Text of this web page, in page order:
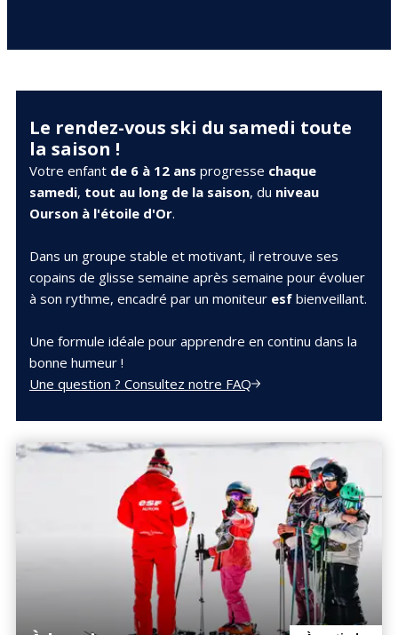
Le rendez-vous ski du samedi toute
la saison !
Votre enfant de 6 à 12 ans progresse chaque
samedi, tout au long de la saison, du niveau
Ourson à l'étoile d'Or.
Dans un groupe stable et motivant, il retrouve ses
copains de glisse semaine après semaine pour évoluer
à son rythme, encadré par un moniteur esf bienveillant.
Une formule idéale pour apprendre en continu dans la
bonne humeur !
Une question ? Consultez notre FAQ